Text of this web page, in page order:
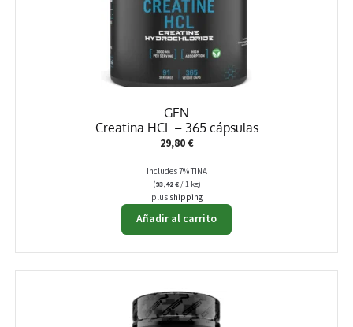
la
de
GEN
Creatina HCL – 365 cápsulas
29,80€
Includes 7% TINA
(93,42€/ 1 kg)
plus shipping
Añadir al carrito